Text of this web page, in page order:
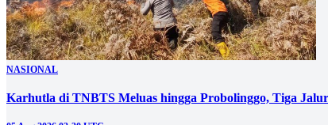
NASIONAL